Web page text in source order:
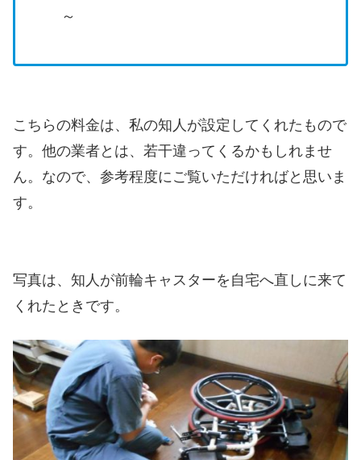
～
こちらの料金は、私の知人が設定してくれたもので
す。他の業者とは、若干違ってくるかもしれませ
ん。なので、参考程度にご覧いただければと思いま
す。
写真は、知人が前輪キャスターを自宅へ直しに来て
くれたときです。